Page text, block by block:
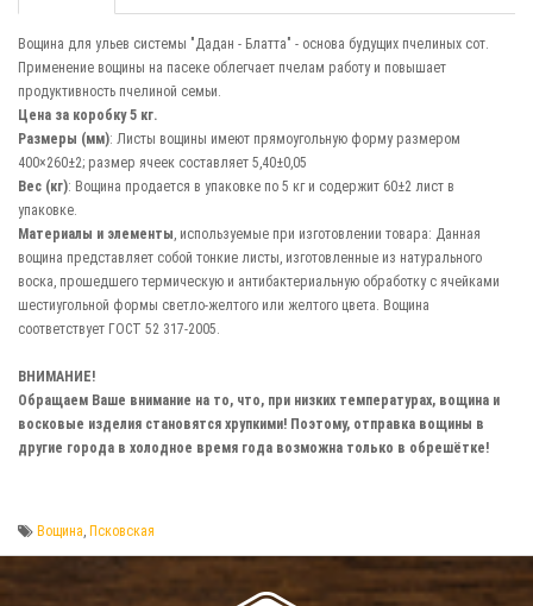
Вощина для ульев системы "Дадан - Блатта" - основа будущих пчелиных сот.
Применение вощины на пасеке облегчает пчелам работу и повышает
продуктивность пчелиной семьи.
Цена за коробку 5 кг.
Размеры (мм): Листы вощины имеют прямоугольную форму размером
400×260±2; размер ячеек составляет 5,40±0,05
Вес (кг): Вощина продается в упаковке по 5 кг и содержит 60±2 лист в
упаковке.
Материалы и элементы, используемые при изготовлении товара: Данная
вощина представляет собой тонкие листы, изготовленные из натурального
воска, прошедшего термическую и антибактериальную обработку с ячейками
шестиугольной формы светло-желтого или желтого цвета. Вощина
соответствует ГОСТ 52 317-2005.
ВНИМАНИЕ!
Обращаем Ваше внимание на то, что, при низких температурах, вощина и
восковые изделия становятся хрупкими! Поэтому, отправка вощины в
другие города в холодное время года возможна только в обрешётке!
Вощина, Псковская